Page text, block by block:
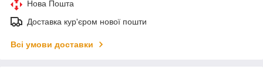
Нова Пошта
Доставка кур'єром нової пошти
Всі умови доставки